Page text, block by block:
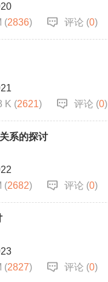
(2836) 评论 (0)
K (2621) 评论 (0)
系的探讨
(2682) 评论 (0)
(2827) 评论 (0)